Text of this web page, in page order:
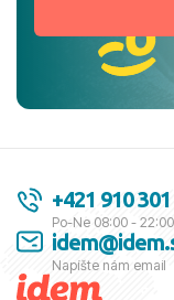
+421 910
Po-Ne 08:00 - 22:00
Napíšte nám email